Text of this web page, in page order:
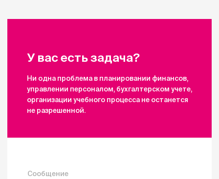
У вас есть задача?
Ни одна проблема в планировании финансов,
управлении персоналом, бухгалтерском учете,
организации учебного процесса не останется
не разрешенной.
Сообщение